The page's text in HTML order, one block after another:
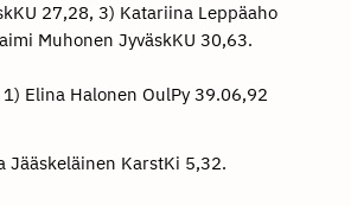
27,28, 3) Katariina Leppäaho
Muhonen JyväskKU 30,63.
Elina Halonen OulPy 39.06,92
Jääskeläinen KarstKi 5,32.